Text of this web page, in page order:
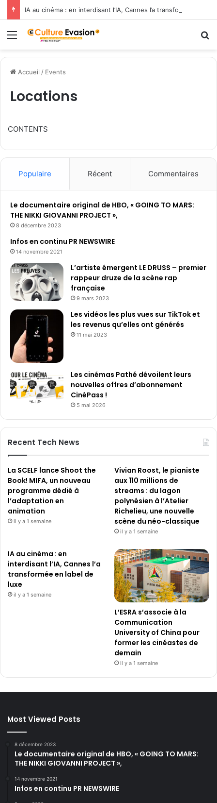
Menu
Accueil / Events
Locations
CONTENTS
Populaire Récent Commentaires
Le documentaire original de HBO, « GOING TO MARS:
THE NIKKI GIOVANNI PROJECT »,
8 décembre 2023
Infos en continu PR NEWSWIRE
14 novembre 2021
L’artiste émergent LE DRUSS – premier
rappeur druze de la scène rap
française
9 mars 2023
Les vidéos les plus vues sur TikTok et
les revenus qu’elles ont générés
11 mai 2023
Les cinémas Pathé dévoilent leurs
nouvelles offres d’abonnement
CinéPass !
5 mai 2026
Recent Tech News
La SCELF lance Shoot the
Book! MIFA, un nouveau
programme dédié à
l’adaptation en
animation
il y a 1 semaine
Vivian Roost, le pianiste
aux 110 millions de
streams : du lagon
polynésien à l’Atelier
Richelieu, une nouvelle
scène du néo-classique
il y a 1 semaine
IA au cinéma : en
interdisant l’IA, Cannes l’a
transformée en label de
luxe
il y a 1 semaine
L’ESRA s’associe à la
Communication
University of China pour
former les cinéastes de
demain
il y a 1 semaine
Most Viewed Posts
8 décembre 2023
Le documentaire original de HBO, « GOING TO MARS:
THE NIKKI GIOVANNI PROJECT »,
14 novembre 2021
Infos en continu PR NEWSWIRE